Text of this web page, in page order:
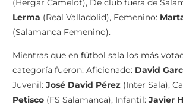
(Hergar Camelot), De club fuera de
Lerma (Real Valladolid), Femenino:
(Salamanca Femenino).
Mientras que en fútbol sala los más
categoría fueron: Aficionado: David
Juvenil: José David Pérez (Inter Sala),
Petisco (FS Salamanca), Infantil: Javier